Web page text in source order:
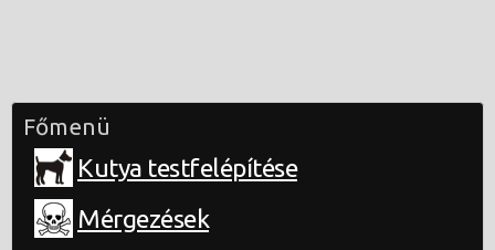
Főmenü
Kutya testfelépítése
Mérgezések